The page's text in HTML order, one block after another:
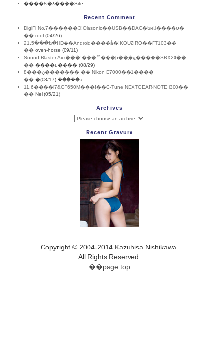
����¾�λ����Site
Recent Comment
DigiFi No.7������Ͽ!Olasonic��USB��DAC�եѥ����ס�
�� root (04/26)
21.5���ե�HD��Android���֥�å�!KOUZIRO��FT103��
�� oven-horse (09/11)
Sound Blaster Axx���!���ꥨ���ƥ��֥�ǥ�����SBX20��
�� ����ɥ���� (08/29)
8���ڼ������� �� Nikon D7000��1����
��
�ޥ����� (08/17)
11.6����i7&GT650M���!��G-Tune NEXTGEAR-NOTE i300��
�� Nel (05/21)
Archives
Recent Gravure
Copyright © 2004-2014 Kazuhisa Nishikawa.
All Rights Reserved.
��page top